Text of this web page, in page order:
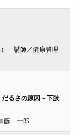
） 講師／健康管理
るさの原因～下肢
藤 一郎